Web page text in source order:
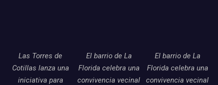
Las Torres de
Cotillas lanza una
iniciativa para
El barrio de La
Florida celebra una
convivencia vecinal
El barrio de La
Florida celebra una
convivencia vecinal